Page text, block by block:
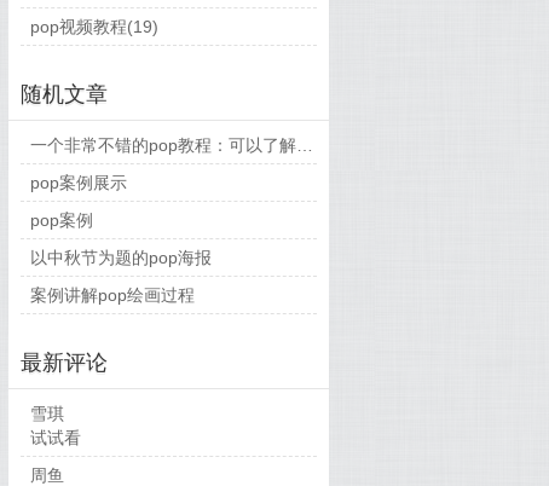
pop视频教程(19)
随机文章
pop案例展示
pop案例
以中秋节为题的pop海报
案例讲解pop绘画过程
最新评论
雪琪
试试看
周鱼